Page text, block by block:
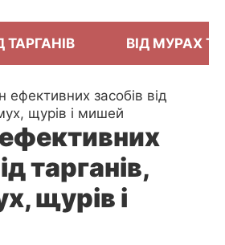
ТАРГАНІВ ВІД МУРАХ
ефективних засобів від
щурів і мишей
тарганів,
щурів і